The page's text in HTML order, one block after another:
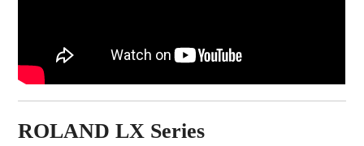
ROLAND LX Series